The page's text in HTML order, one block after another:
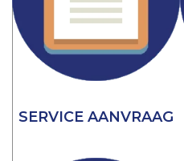
SERVICE AANVRAAG